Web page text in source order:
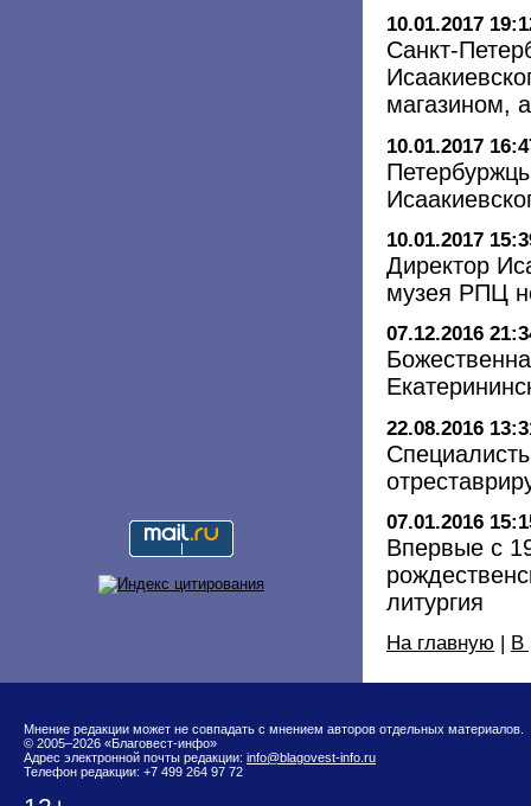
10.01.2017
Санкт-
магазином,
10.01.2017
10.01.2017
Директор
музея РПЦ
07.12.2016
22.08.2016
07.01.2016
Впервые с
литургия
На главную В
Мнение редакции может не совпадать с мнением авторов отдельных материалов.
© 2005–2026 «Благовест-инфо»
Адрес электронной почты редакции: info@blagovest-info.ru
Телефон редакции: +7 499 264 97 72